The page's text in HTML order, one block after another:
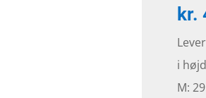
kr.
i
M: